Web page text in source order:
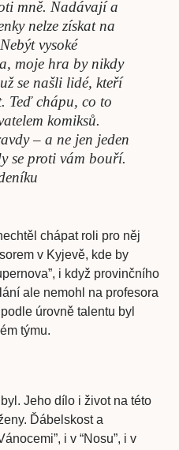
mně. Nadávají a
nelze získat na
vysoké
moje hra by nikdy
se našli lidé, kteří
Teď chápu, co to
komiksů.
– a ne jen jeden
se proti vám bouří.
chápat roli pro něj
v Kyjevě, kde by
i když provinčního
ale nemohl na profesora
úrovně talentu byl
týmu.
Jeho dílo i život na této
Ďábelskost a
i v “Nosu”, i v